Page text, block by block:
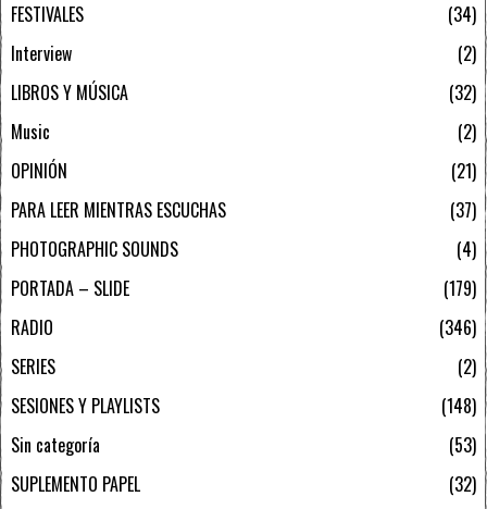
FESTIVALES
34
Interview
2
LIBROS Y MÚSICA
32
Music
2
OPINIÓN
21
PARA LEER MIENTRAS ESCUCHAS
37
PHOTOGRAPHIC SOUNDS
4
PORTADA – SLIDE
179
RADIO
346
SERIES
2
SESIONES Y PLAYLISTS
148
Sin categoría
53
SUPLEMENTO PAPEL
32